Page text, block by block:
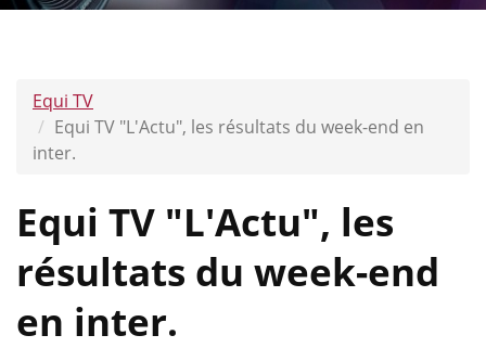
Equi TV
Equi TV "L'Actu", les résultats du week-end en
inter.
Equi TV "L'Actu", les
résultats du week-end
en inter.